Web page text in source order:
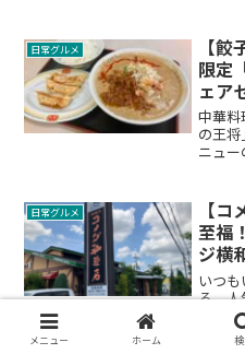
誇る
ーツ
豊富！
実態
日常グルメ
【
限定
ェア
中華料
の王
ニュ
絶対
確定
きでご
日常グルメ
【
至福
ジ横
いつ
る、人
横ス
る筆
ら」
メニュー ホーム